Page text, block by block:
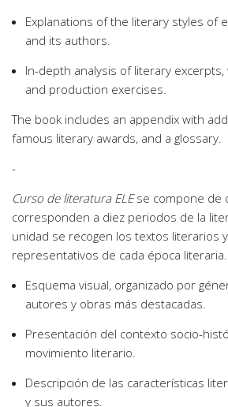
Explanations of the literary styles of
and its authors.
In-depth analysis of literary
and production exercises.
The book includes an appendix with
famous literary awards, and a glossary.
-
Curso de literatura ELEse compone de
corresponden a diez periodos de la
unidad se recogen los textos literarios
representativos de cada época literaria.
Esquema visual, organizado por
autores y obras más destacadas.
Presentación del contexto socio-
movimiento literario.
Descripción de las características
y sus autores.